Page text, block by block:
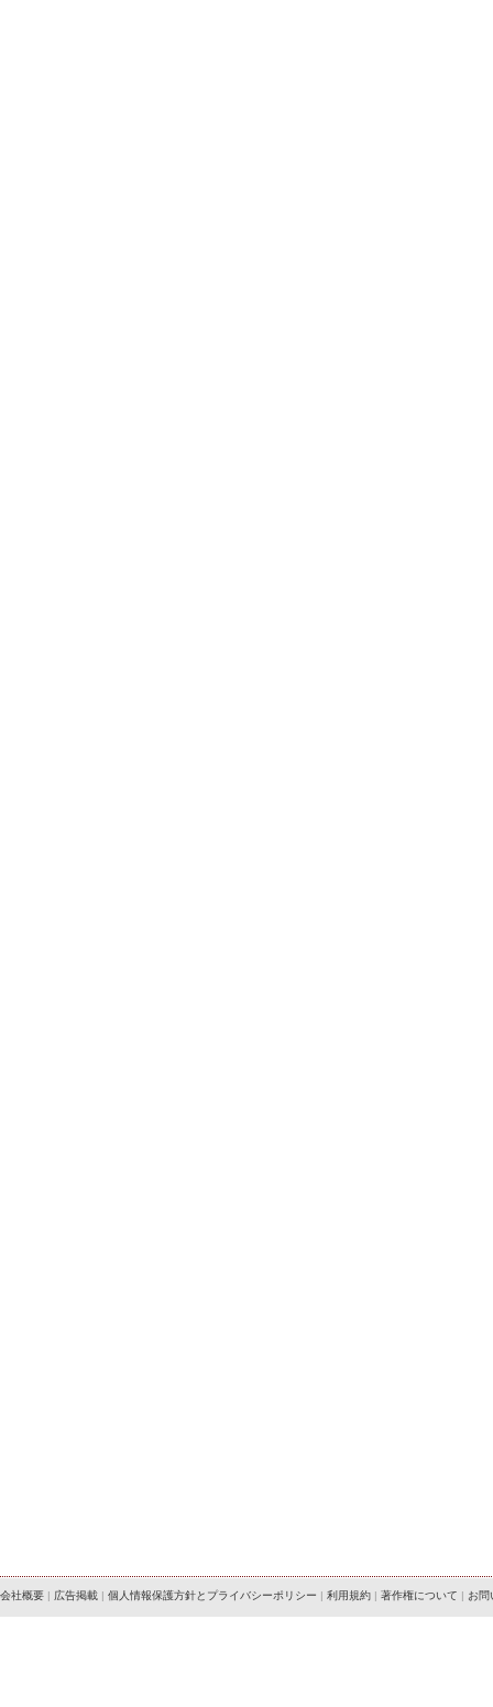
会社概要 | 広告掲載 | 個人情報保護方針とプライバシーポリシー | 利用規約 | 著作権について | お問